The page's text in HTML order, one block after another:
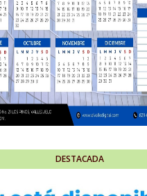
DESTACADA